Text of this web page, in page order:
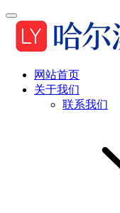
网站首页
关于我们
联系我们